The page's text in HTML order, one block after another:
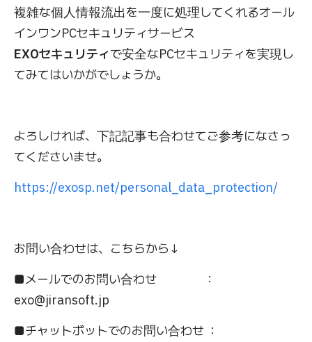
複雑な個人情報流出を一度に処理してくれるオール
インワンPCセキュリティサービス
EXOセキュリティで安全なPCセキュリティを実現し
てみてはいかがでしょうか。
よろしければ、下記記事も合わせてご参考になさっ
てくださいませ。
https://exosp.net/personal_data_protection/
お問い合わせは、こちらから↓
■メールでのお問い合わせ ：
exo@jiransoft.jp
■チャットボットでのお問い合わせ ：